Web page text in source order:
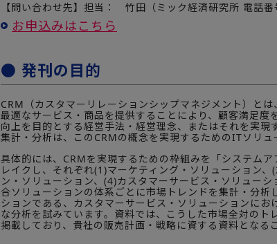
【問い合わせ先】担当： 竹田（ミック経済研究所 電話
お申込みはこちら
● 発刊の目的
CRM（カスタマーリレーションシップマネジメント）と
最適なサービス・商品を提供することにより、顧客満足
向上を目的とする経営手法・経営理念、またはそれを実
集計・分析は、このCRMの概念を実現するためのITソリ
具体的には、CRMを実現するための枠組みを「システム
レイクし、それぞれ(1)マーケティング・ソリューション
ン・ソリューション、(4)カスタマーサービス・ソリュー
合ソリューションの体系ごとに市場トレンドを集計・分
ションである、カスタマーサービス・ソリューションに
な分析を試みています。資料では、こうした市場全対の
掲載しており、貴社の販売計画・戦略に資する資料となる